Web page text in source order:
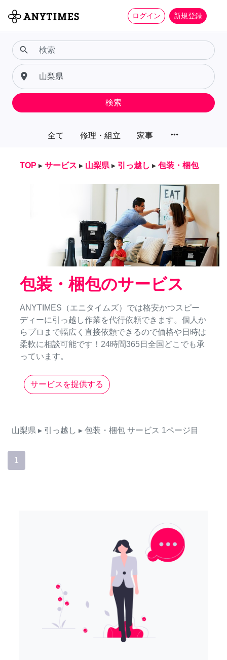
ログイン 新規登録
全て 修理・組立 家事 more_horiz
search
place
検索
TOP ▸ サービス ▸ 山梨県 ▸ 引っ越し ▸ 包装・梱包
包装・梱包のサービス
ANYTIMES（エニタイムズ）では格安かつスピー
ディーに引っ越し作業を代行依頼できます。個人か
らプロまで幅広く直接依頼できるので価格や日時は
柔軟に相談可能です！24時間365日全国どこでも承
っています。
サービスを提供する
山梨県 ▸ 引っ越し ▸ 包装・梱包 サービス 1ページ目
1